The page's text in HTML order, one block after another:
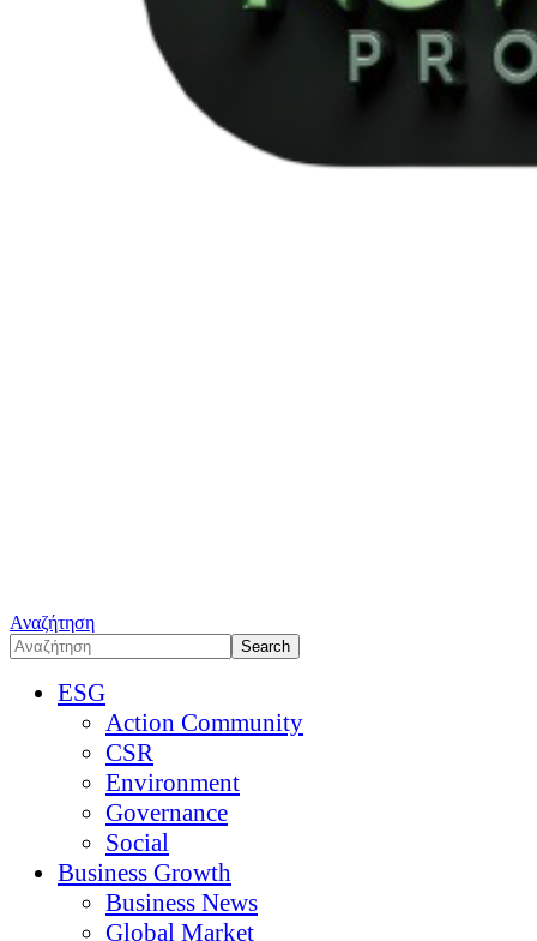
Αναζήτηση
ESG
Action Community
CSR
Environment
Governance
Social
Business Growth
Business News
Global Market